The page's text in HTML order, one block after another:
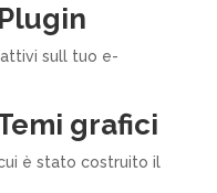
sull tuo e-
grafici
è stato costruito il